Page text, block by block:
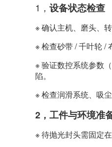
1， 设备状态检查
※ 确认主机、磨头、
※ 检查砂带 / 千叶轮 /
※ 验证数控系统参数
陷。
※ 检查润滑系统、吸
2，工件与环境准
※ 待抛光封头需固定